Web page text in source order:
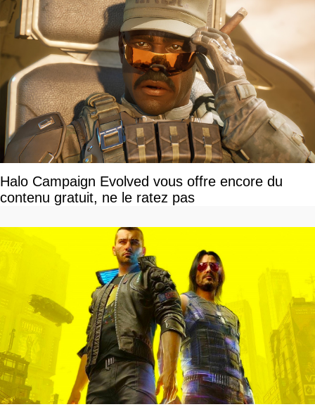
Halo Campaign Evolved vous offre encore du
contenu gratuit, ne le ratez pas